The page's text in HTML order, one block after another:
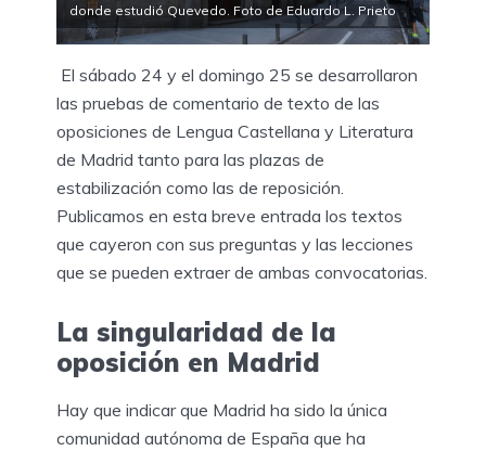
donde estudió Quevedo. Foto de Eduardo L. Prieto
El sábado 24 y el domingo 25 se desarrollaron
las pruebas de comentario de texto de las
oposiciones de Lengua Castellana y Literatura
de Madrid tanto para las plazas de
estabilización como las de reposición.
Publicamos en esta breve entrada los textos
que cayeron con sus preguntas y las lecciones
que se pueden extraer de ambas convocatorias.
La singularidad de la
oposición en Madrid
Hay que indicar que Madrid ha sido la única
comunidad autónoma de España que ha